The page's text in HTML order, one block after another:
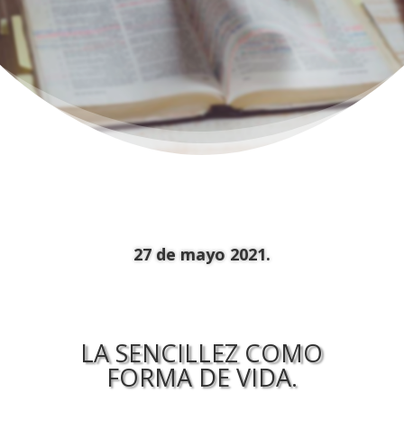
27 de mayo 2021.
LA SENCILLEZ COMO
FORMA DE VIDA.